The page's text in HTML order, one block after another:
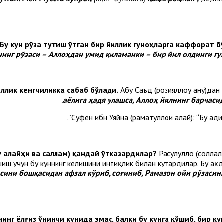
кун рўза тутиш ўтган бир йиллик гуноҳларга каффорат
рўзаси – Аллоҳдан умид қиламанки – бир йил олдинги
кенгчиликка сабаб бўлади. Абу Саъд (розияллоҳу
аёлига ҳадя улашса, Аллоҳ йилнинг
Суфён ибн Уяйна (раҳматуллоҳи алайҳ): “Бу
ва саллам) қандай ўтказардилар? Расулуллоҳ
учун бу куннинг келишини интиқлик билан кутардилар. Бу
бошқасидан афзал кўриб, соғиниб, Рамазон ойи
ёлғиз ўнинчи кунида эмас, балки бу кунга қўшиб, бир